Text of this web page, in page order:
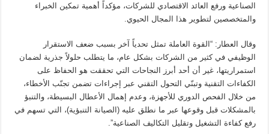
الصناعية ورفع العائد الاقتصادي للشركات، مؤكداً أهمية تمكين الخبراء
والمتخصصين لتطوير هذا المجال الحيوي.
وقال العطار: “القوة العاملة تمثل تحدياً آخر بسبب ضعف الاستقرار
الوظيفي في كثير من الشركات بشكل عام، ما يتطلب حلولاً جذرية لضمان
استمراريتها، غير أن أحد أبرز النجاحات التي تحققت هو الحفاظ على
الكفاءات التقنية وتبنّي التحول التقني عبر إجراءات تضمن تجنّب الأخطاء،
من خلال الفحص الدوري للأجهزة، وعدم إهمال الأعطال البسيطة، والتنبؤ
بالمشكلات قبل وقوعها عبر ما نطلق عليه (الصيانة التنبؤية)، التي تسهم في
رفع كفاءة التشغيل وتقليل التكاليف الصناعية”.